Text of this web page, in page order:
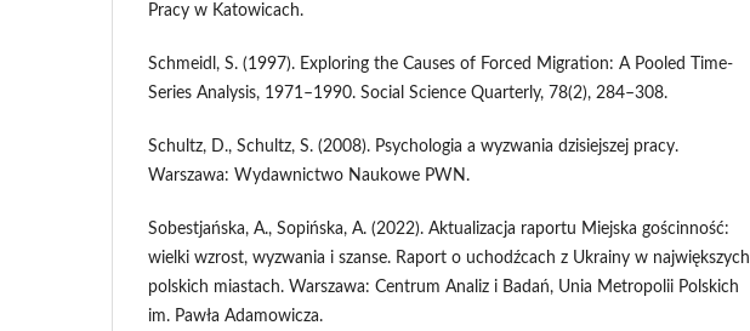
Pracy w Katowicach.
Schmeidl, S. (1997). Exploring the Causes of Forced Migration: A Pooled Time-
Series Analysis, 1971–1990. Social Science Quarterly, 78(2), 284–308.
Schultz, D., Schultz, S. (2008). Psychologia a wyzwania dzisiejszej pracy.
Warszawa: Wydawnictwo Naukowe PWN.
Sobestjańska, A., Sopińska, A. (2022). Aktualizacja raportu Miejska gościnność:
wielki wzrost, wyzwania i szanse. Raport o uchodźcach z Ukrainy w największych
polskich miastach. Warszawa: Centrum Analiz i Badań, Unia Metropolii Polskich
im. Pawła Adamowicza.